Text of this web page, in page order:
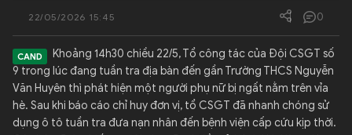
VĂN HÓA - THỂ THAO
BẠN ĐỌC & CAND
22/05/2026 15:45 0
Khoảng 14h30 chiều 22/5, Tổ công tác của Đội CSGT số
9 trong lúc đang tuần tra địa bàn đến gần Trường THCS Nguyễn
Văn Huyên thì phát hiện một người phụ nữ bị ngất nằm trên vỉa
hè. Sau khi báo cáo chỉ huy đơn vị, tổ CSGT đã nhanh chóng sử
dụng ô tô tuần tra đưa nạn nhân đến bệnh viện cấp cứu kịp thời.